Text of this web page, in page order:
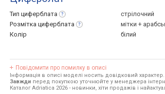
Тип циферблата
стрілочний
Розмітка циферблата
мітки +
Колір
білий
Повідомити про помилку в описі
Інформація в описі моделі носить довідковий характер.
Завжди перед покупкою уточнюйте у менеджера
Каталог Adriatica 2026 - новинки, хіти продажів і